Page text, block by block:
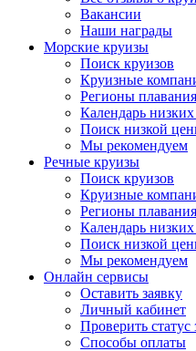
Вакансии
Наши награды
Морские круизы
Поиск круизов
Круизные
Регионы плавания
Календарь
Поиск низкой
Мы рекомендуем
Речные круизы
Поиск круизов
Круизные
Регионы плавания
Календарь
Поиск низкой
Мы рекомендуем
Онлайн сервисы
Оставить заявку
Личный кабинет
Проверить статус
Способы оплаты